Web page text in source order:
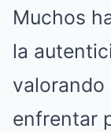
Muchos
la
valorando
enfrentar